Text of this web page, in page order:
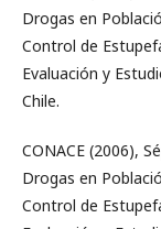
Drogas en
Control de
Evaluación y
Chile.
CONACE (2006),
Drogas en
Control de